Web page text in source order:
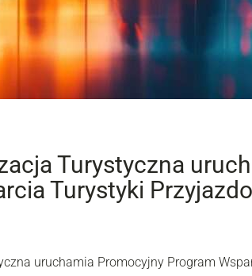
Turystyczna
Turystyki
uruchamia Promocyjny Program